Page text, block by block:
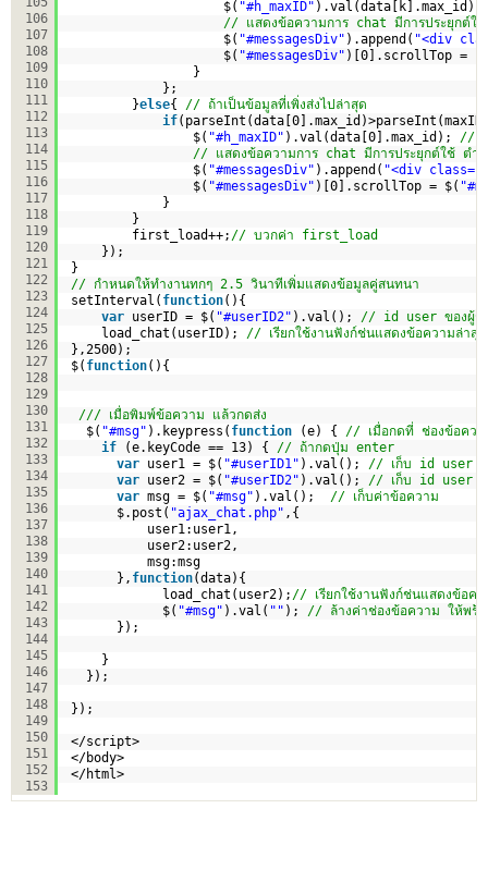
106
107
108
109
110
111
112
113
114
115
116
117
118
119
120
121
122
123
124
125
126
127
128
129
130
131
132
133
134
135
136
137
138
139
140
141
142
143
144
145
146
147
148
149
150
151
152
153
$( "#h_maxID"
// แสดงข้อความการ chat มีการประยุกต์
$( "#messagesDiv" ).append( "<div
$( "#messagesDiv" )[0].scrollTop =
}
};
}else{ // ถ้าเป็นข้อมูลที่เพิ่งส่งไปล่าสุด
if
$( "#h_maxID" ).val(data[0].max_id); // เ
// แสดงข้อความการ chat มีการประยุกต์ใช้ ต
$( "#messagesDiv" ).append( "<div class="
$( "#messagesDiv" )[0].scrollTop = $(
}
}
first_load++; // บวกค่า first_load
});
}
// กำหนดให้ทำงานทกๆ 2.5 วินาทีเพิ่มแสดงข้อมูลคู่สนทนา
setInterval( function(){
var userID = $( "#userID2" ).val(); // id user ของผู้รั
load_chat(userID); // เรียกใช้งานฟังก์ช่นแสดงข้อความล่าสุด
},2500);
$( function(){
/// เมื่อพิมพ์ข้อความ แล้วกดส่ง
$( "#msg" ).keypress( function (e) { // เมื่อกดที่ ช่องข้อค
if
(e.keyCode == 13) { // ถ้ากดปุ่ม enter
var user1 = $( "#userID1" ).val(); // เก็บ id user
var user2 = $( "#userID2" ).val(); // เก็บ id user
var msg = $( "#msg" ).val(); // เก็บค่าข้อความ
$.post( "ajax_chat.php" ,{
user1:user1,
user2:user2,
msg:msg
}, function(data){
load_chat(user2); // เรียกใช้งานฟังก์ช่นแสดงข้อคว
$( "#msg" ).val( "" ); // ล้างค่าช่องข้อความ
});
}
});
});
</script>
</body>
</html>